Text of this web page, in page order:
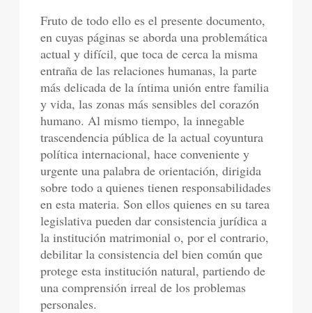
Fruto de todo ello es el presente documento,
en cuyas páginas se aborda una problemática
actual y difícil, que toca de cerca la misma
entraña de las relaciones humanas, la parte
más delicada de la íntima unión entre familia
y vida, las zonas más sensibles del corazón
humano. Al mismo tiempo, la innegable
trascendencia pública de la actual coyuntura
política internacional, hace conveniente y
urgente una palabra de orientación, dirigida
sobre todo a quienes tienen responsabilidades
en esta materia. Son ellos quienes en su tarea
legislativa pueden dar consistencia jurídica a
la institución matrimonial o, por el contrario,
debilitar la consistencia del bien común que
protege esta institución natural, partiendo de
una comprensión irreal de los problemas
personales.